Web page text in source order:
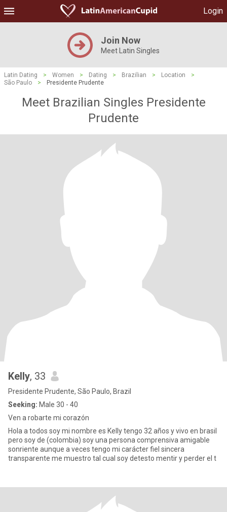
Login
Join Now
Meet Latin Singles
Latin Dating > Women > Dating > Brazilian > Location
>
São Paulo
> Presidente Prudente
Meet Brazilian Singles Presidente
Prudente
Kelly, 33
Presidente Prudente, São Paulo, Brazil
Seeking: Male 30 - 40
Ven a robarte mi corazón
Hola a todos soy mi nombre es Kelly tengo 32 años y vivo en brasil
pero soy de (colombia) soy una persona comprensiva amigable
sonriente aunque a veces tengo mi carácter fiel sincera
transparente me muestro tal cual soy detesto mentir y perder el t